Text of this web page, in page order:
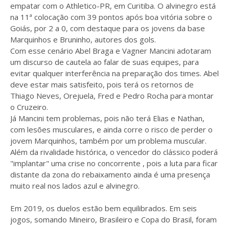
empatar com o Athletico-PR, em Curitiba. O alvinegro está
na 11ª colocação com 39 pontos após boa vitória sobre o
Goiás, por 2 a 0, com destaque para os jovens da base
Marquinhos e Bruninho, autores dos gols.
Com esse cenário Abel Braga e Vagner Mancini adotaram
um discurso de cautela ao falar de suas equipes, para
evitar qualquer interferência na preparação dos times. Abel
deve estar mais satisfeito, pois terá os retornos de
Thiago Neves, Orejuela, Fred e Pedro Rocha para montar
o Cruzeiro.
Já Mancini tem problemas, pois não terá Elias e Nathan,
com lesões musculares, e ainda corre o risco de perder o
jovem Marquinhos, também por um problema muscular.
Além da rivalidade histórica, o vencedor do clássico poderá
"implantar" uma crise no concorrente , pois a luta para ficar
distante da zona do rebaixamento ainda é uma presença
muito real nos lados azul e alvinegro.
Em 2019, os duelos estão bem equilibrados. Em seis
jogos, somando Mineiro, Brasileiro e Copa do Brasil, foram